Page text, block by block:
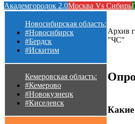
Академгородок 2.0Москва Vs Сибирь
Новосибирская область:
#Новосибирск
#Бердск
#Искитим
Кемеровская область:
#Кемерово
#Новокузнецк
#Киселевск
Архив
"ЧС"